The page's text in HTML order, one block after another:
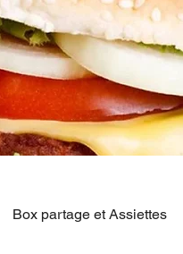
Box partage et Assiettes